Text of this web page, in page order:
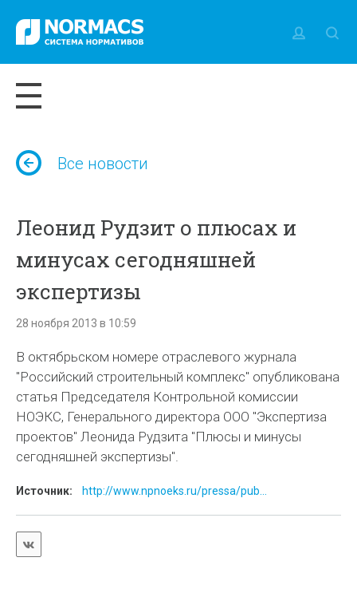
Все новости
Леонид Рудзит о плюсах и
минусах сегодняшней
экспертизы
28 ноября 2013 в 10:59
В октябрьском номере отраслевого журнала
"Российский строительный комплекс" опубликована
статья Председателя Контрольной комиссии
НОЭКС, Генерального директора ООО "Экспертиза
проектов" Леонида Рудзита "Плюсы и минусы
сегодняшней экспертизы".
Источник: http://www.npnoeks.ru/pressa/pub...